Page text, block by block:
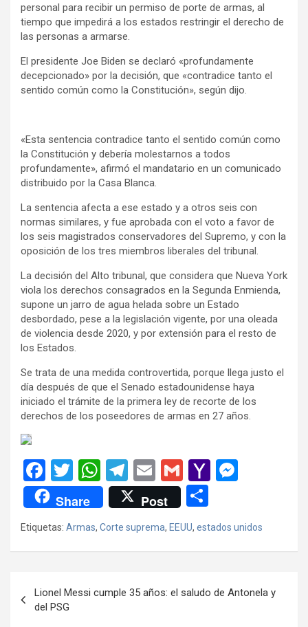
personal para recibir un permiso de porte de armas, al
tiempo que impedirá a los estados restringir el derecho de
las personas a armarse.
El presidente Joe Biden se declaró «profundamente
decepcionado» por la decisión, que «contradice tanto el
sentido común como la Constitución», según dijo.
«Esta sentencia contradice tanto el sentido común como
la Constitución y debería molestarnos a todos
profundamente», afirmó el mandatario en un comunicado
distribuido por la Casa Blanca.
La sentencia afecta a ese estado y a otros seis con
normas similares, y fue aprobada con el voto a favor de
los seis magistrados conservadores del Supremo, y con la
oposición de los tres miembros liberales del tribunal.
La decisión del Alto tribunal, que considera que Nueva York
viola los derechos consagrados en la Segunda Enmienda,
supone un jarro de agua helada sobre un Estado
desbordado, pese a la legislación vigente, por una oleada
de violencia desde 2020, y por extensión para el resto de
los Estados.
Se trata de una medida controvertida, porque llega justo el
día después de que el Senado estadounidense haya
iniciado el trámite de la primera ley de recorte de los
derechos de los poseedores de armas en 27 años.
F
a
ce
b
o
k
T
wi
tt
er
W
h
at
s
A
p
T
el
e
gr
a
E
m
ail
G
m
ail
Y
o
o
ail
n
g
Share Post
o
m
ar
Etiquetas: Armas, Corte suprema, EEUU, estados unidos
de
Lionel Messi cumple 35 años: el saludo de Antonela y
del PSG